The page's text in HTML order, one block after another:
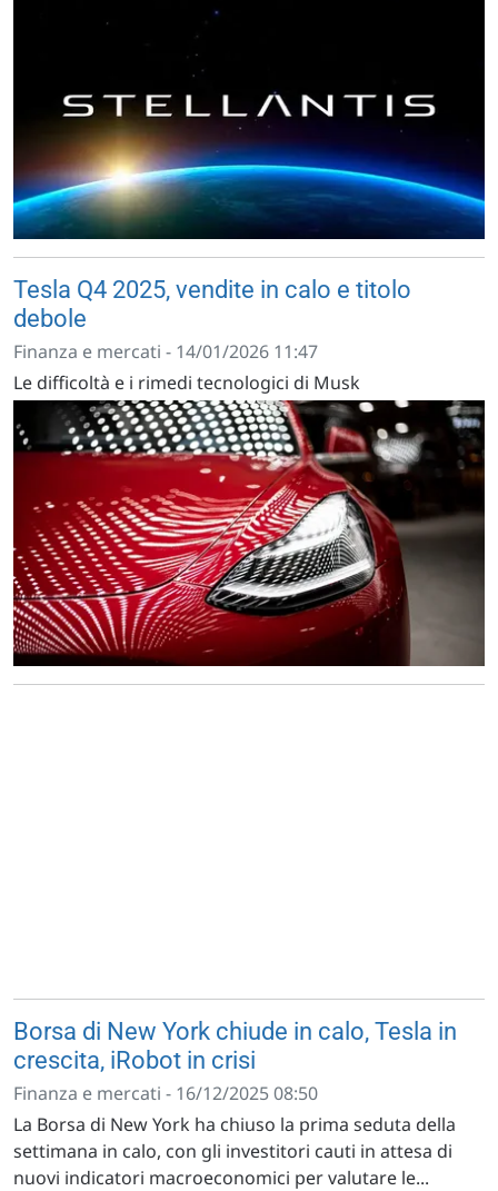
Tesla Q4 2025, vendite in calo e titolo
debole
Finanza e mercati - 14/01/2026 11:47
Le difficoltà e i rimedi tecnologici di Musk
Borsa di New York chiude in calo, Tesla in
crescita, iRobot in crisi
Finanza e mercati - 16/12/2025 08:50
La Borsa di New York ha chiuso la prima seduta della
settimana in calo, con gli investitori cauti in attesa di
nuovi indicatori macroeconomici per valutare le...